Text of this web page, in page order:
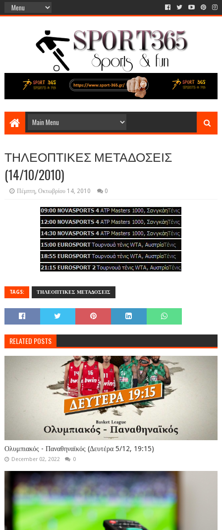
ΤΗΛΕΟΠΤΙΚΕΣ ΜΕΤΑΔΟΣΕΙΣ
(14/10/2010)
Πέμπτη, Οκτωβρίου 14, 2010 0
TAGS: ΤΗΛΕΟΠΤΙΚΕΣ ΜΕΤΑΔΟΣΕΙΣ
RELATED POSTS
Ολυμπιακός - Παναθηναϊκός (Δευτέρα 5/12, 19:15)
December 02, 2022 0